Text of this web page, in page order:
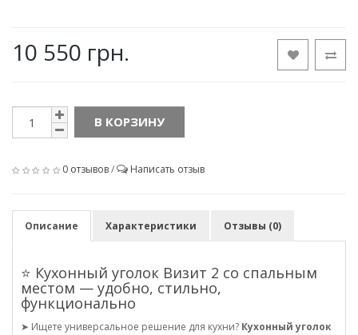
10 550 грн.
В КОРЗИНУ
0 отзывов/ Написать отзыв
Описание Характеристики Отзывы (0)
⭐ Кухонный уголок Визит 2 со спальным
местом — удобно, стильно,
функционально
➤ Ищете универсальное решение для кухни? Кухонный уголок